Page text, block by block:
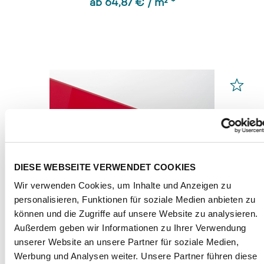
DIESE WEBSEITE VERWENDET COOKIES
Wir verwenden Cookies, um Inhalte und Anzeigen zu
personalisieren, Funktionen für soziale Medien anbieten zu
können und die Zugriffe auf unsere Website zu analysieren.
Außerdem geben wir Informationen zu Ihrer Verwendung
unserer Website an unsere Partner für soziale Medien,
Werbung und Analysen weiter. Unsere Partner führen diese
ab 64,87 € / m² *